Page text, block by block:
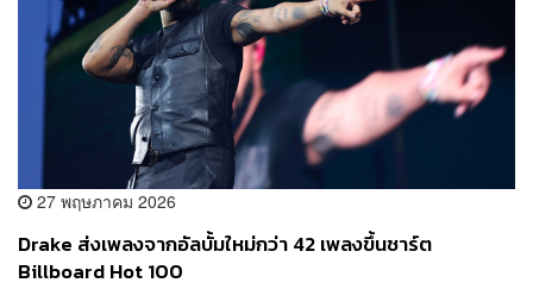
27 พฤษภาคม 2026
Drake ส่งเพลงจากอัลบั้มใหม่กว่า 42 เพลงขึ้นชาร์ต
Billboard Hot 100